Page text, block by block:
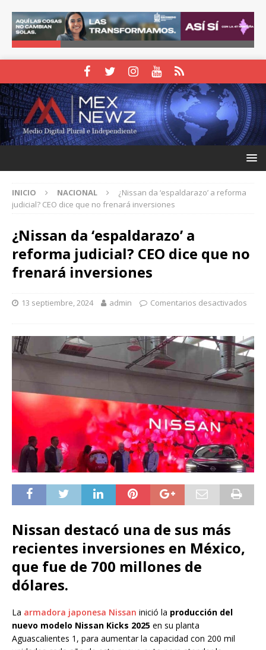
INICIO NACIONAL
¿Nissan da ‘espaldarazo’ a reforma
judicial? CEO dice que no frenará inversiones
¿Nissan da ‘espaldarazo’ a
reforma judicial? CEO dice que no
frenará inversiones
13 septiembre, 2024 admin Comentarios desactivados
Nissan destacó una de sus más
recientes inversiones en México,
que fue de 700 millones de
dólares.
La armadora japonesa Nissan inició la producción del
nuevo modelo Nissan Kicks 2025 en su planta
Aguascalientes 1, para aumentar la capacidad con 200 mil